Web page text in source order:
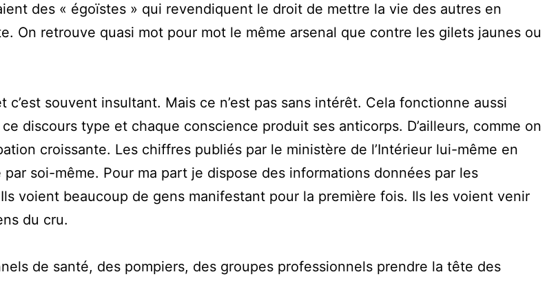
des « égoïstes » qui revendiquent le droit de mettre la vie des autres en
On retrouve quasi mot pour mot le même arsenal que contre les gilets jaunes ou
souvent insultant. Mais ce n’est pas sans intérêt. Cela fonctionne aussi
discours type et chaque conscience produit ses anticorps. D’ailleurs, comme on
croissante. Les chiffres publiés par le ministère de l’Intérieur lui-même en
soi-même. Pour ma part je dispose des informations données par les
voient beaucoup de gens manifestant pour la première fois. Ils les voient venir
du cru.
de santé, des pompiers, des groupes professionnels prendre la tête des